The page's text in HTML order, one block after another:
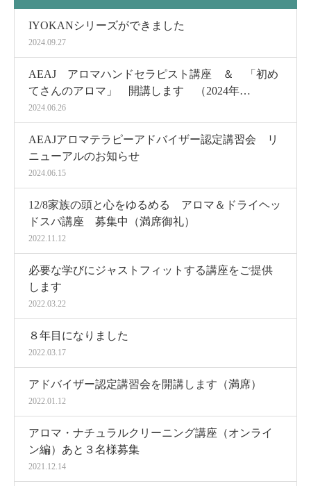
IYOKANシリーズができました
2024.09.27
AEAJ アロマハンドセラピスト講座 ＆ 「初め
てさんのアロマ」 開講します （2024年…
2024.06.26
AEAJアロマテラピーアドバイザー認定講習会 リ
ニューアルのお知らせ
2024.06.15
12/8家族の頭と心をゆるめる アロマ＆ドライヘッ
ドスパ講座 募集中（満席御礼）
2022.11.12
必要な学びにジャストフィットする講座をご提供
します
2022.03.22
８年目になりました
2022.03.17
アドバイザー認定講習会を開講します（満席）
2022.01.12
アロマ・ナチュラルクリーニング講座（オンライ
ン編）あと３名様募集
2021.12.14